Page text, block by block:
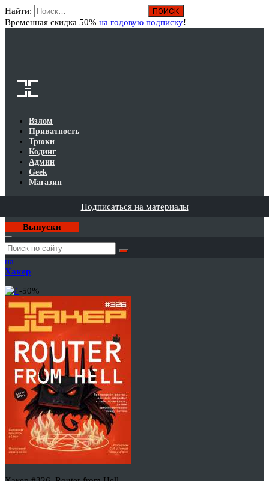
Найти:
Временная скидка 50% на годовую подписку!
Взлом
Приватность
Трюки
Кодинг
Админ
Geek
Магазин
Подписаться на материалы
Выпуски
Годовая
подписка
на
Хакер
-50%